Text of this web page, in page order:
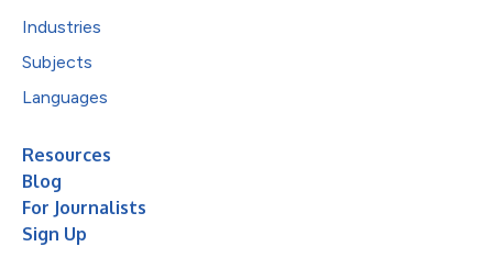
Industries
Subjects
Languages
Resources
Blog
For Journalists
Sign Up